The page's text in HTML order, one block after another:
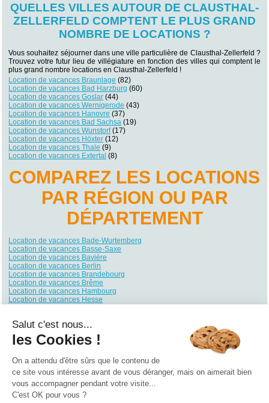
QUELLES VILLES AUTOUR DE CLAUSTHAL-
ZELLERFELD COMPTENT LE PLUS GRAND
NOMBRE DE LOCATIONS ?
Vous souhaitez séjourner dans une ville particulière de Clausthal-Zellerfeld ?
Trouvez votre futur lieu de villégiature en fonction des villes qui comptent le
plus grand nombre locations en Clausthal-Zellerfeld !
Location de vacances Braunlage (82)
Location de vacances Bad Harzburg (60)
Location de vacances Goslar (44)
Location de vacances Wernigerode (43)
Location de vacances Hanovre (37)
Location de vacances Bad Sachsa (19)
Location de vacances Wunstorf(17)
Location de vacances Höxter (12)
Location de vacances Thale (9)
Location de vacances Extertal (8)
COMPAREZ LES LOCATIONS
PAR RÉGION OU PAR
DÉPARTEMENT
Location de vacances Bade-Wurtemberg
Location de vacances Basse-Saxe
Location de vacances Bavière
Location de vacances Berlin
Location de vacances Brandebourg
Location de vacances Brême
Location de vacances Hambourg
Location de vacances Hesse
Location de vacances Rhénanie-Palatinat
Location de vacances Sarre
Location de vacances Saxe
Location de vacances Schleswig-Holstein
Location de vacances Thuringe
Qui sommes nous ? |Contactez-nous
Salut c'est nous...
les Cookies !
On a attendu d'être sûrs que le contenu de
ce site vous intéresse avant de vous déranger, mais on aimerait bien
vous accompagner pendant votre visite...
C'est OK pour vous ?